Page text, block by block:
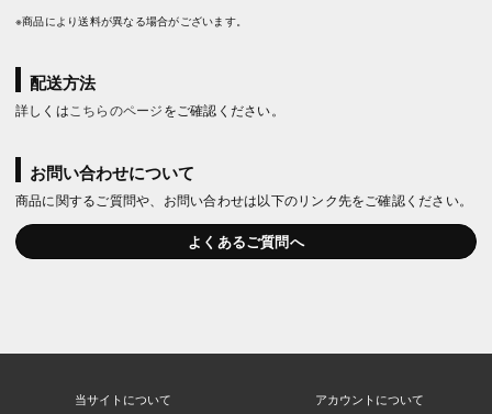
※商品により送料が異なる場合がございます。
配送方法
詳しくは こちらのページをご確認ください。
お問い合わせについて
商品に関するご質問や、お問い合わせは以下のリンク先をご確認ください。
よくあるご質問へ
当サイトについて アカウントについて